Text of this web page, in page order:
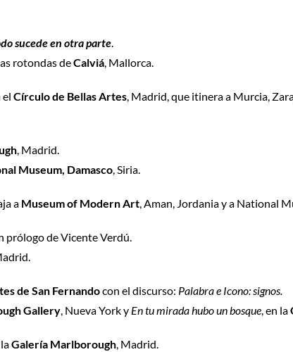
sucede en otra parte.
rotondas deCalviá, Mallorca.
el Círculo de Bellas Artes, Madrid, que itinera a Murcia,
, Madrid.
Museum, Damasco, Siria.
a Museum of Modern Art, Aman, Jordania y a National
prólogo de Vicente Verdú.
de San Fernandocon el discurso: Palabra e Icono: signos.
Gallery, Nueva York y En tu mirada hubo un bosque, en la
Galería Marlborough, Madrid.